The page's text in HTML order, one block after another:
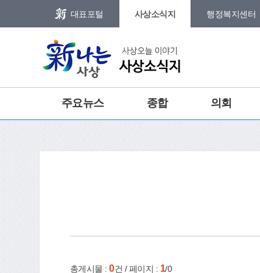
메인메뉴 바로가기
대표포털 사상소식지 행정복지센터
주요뉴스 종합 의회
총게시물 : 0건 / 페이지 : 1/0